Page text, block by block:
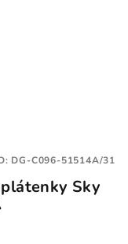
Sky
DG-C096-51514A/31